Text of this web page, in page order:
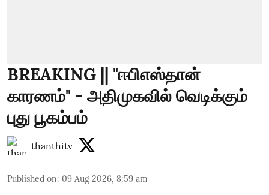
BREAKING || "ஈபிஎஸ்தான்
காரணம்" - அதிமுகவில் வெடிக்கும்
புது பூகம்பம்
thanthitv
Published on: 09 Aug 2026, 8:59 am